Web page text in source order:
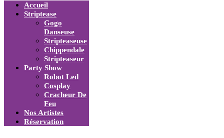
Accueil
Striptease
Gogo
Danseuse
Stripteaseuse
Chippendale
Stripteaseur
Party Show
Robot Led
Cosplay
Cracheur De
Feu
Nos Artistes
Réservation